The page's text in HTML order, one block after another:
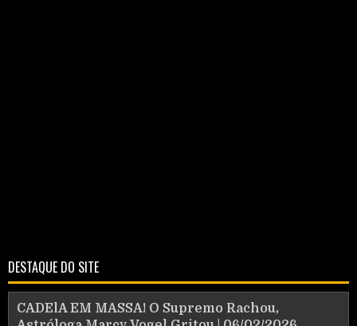
DESTAQUE DO SITE
CADElA EM MASSA! O Supremo Rachou,